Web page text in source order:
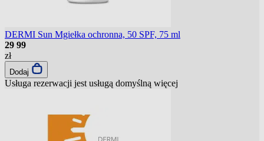
DERMI Sun Mgiełka ochronna, 50 SPF, 75 ml
29 99
zł
Dodaj
Usługa rezerwacji jest usługą domyślną więcej